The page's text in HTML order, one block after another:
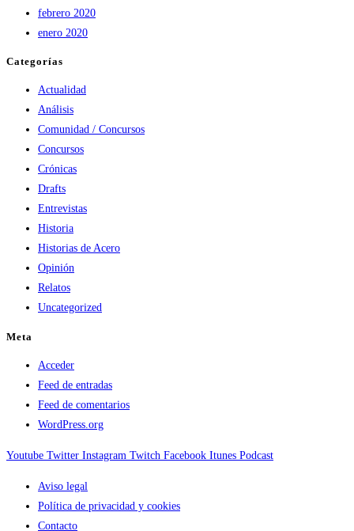
febrero 2020
enero 2020
Categorías
Actualidad
Análisis
Comunidad / Concursos
Concursos
Crónicas
Drafts
Entrevistas
Historia
Historias de Acero
Opinión
Relatos
Uncategorized
Meta
Acceder
Feed de entradas
Feed de comentarios
WordPress.org
Youtube Twitter Instagram Twitch Facebook Itunes Podcast
Aviso legal
Política de privacidad y cookies
Contacto